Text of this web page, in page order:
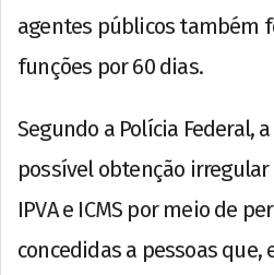
agentes públicos também
funções por 60 dias.
Segundo a Polícia Federal,
possível obtenção irregular
IPVA e ICMS por meio de
concedidas a pessoas que,